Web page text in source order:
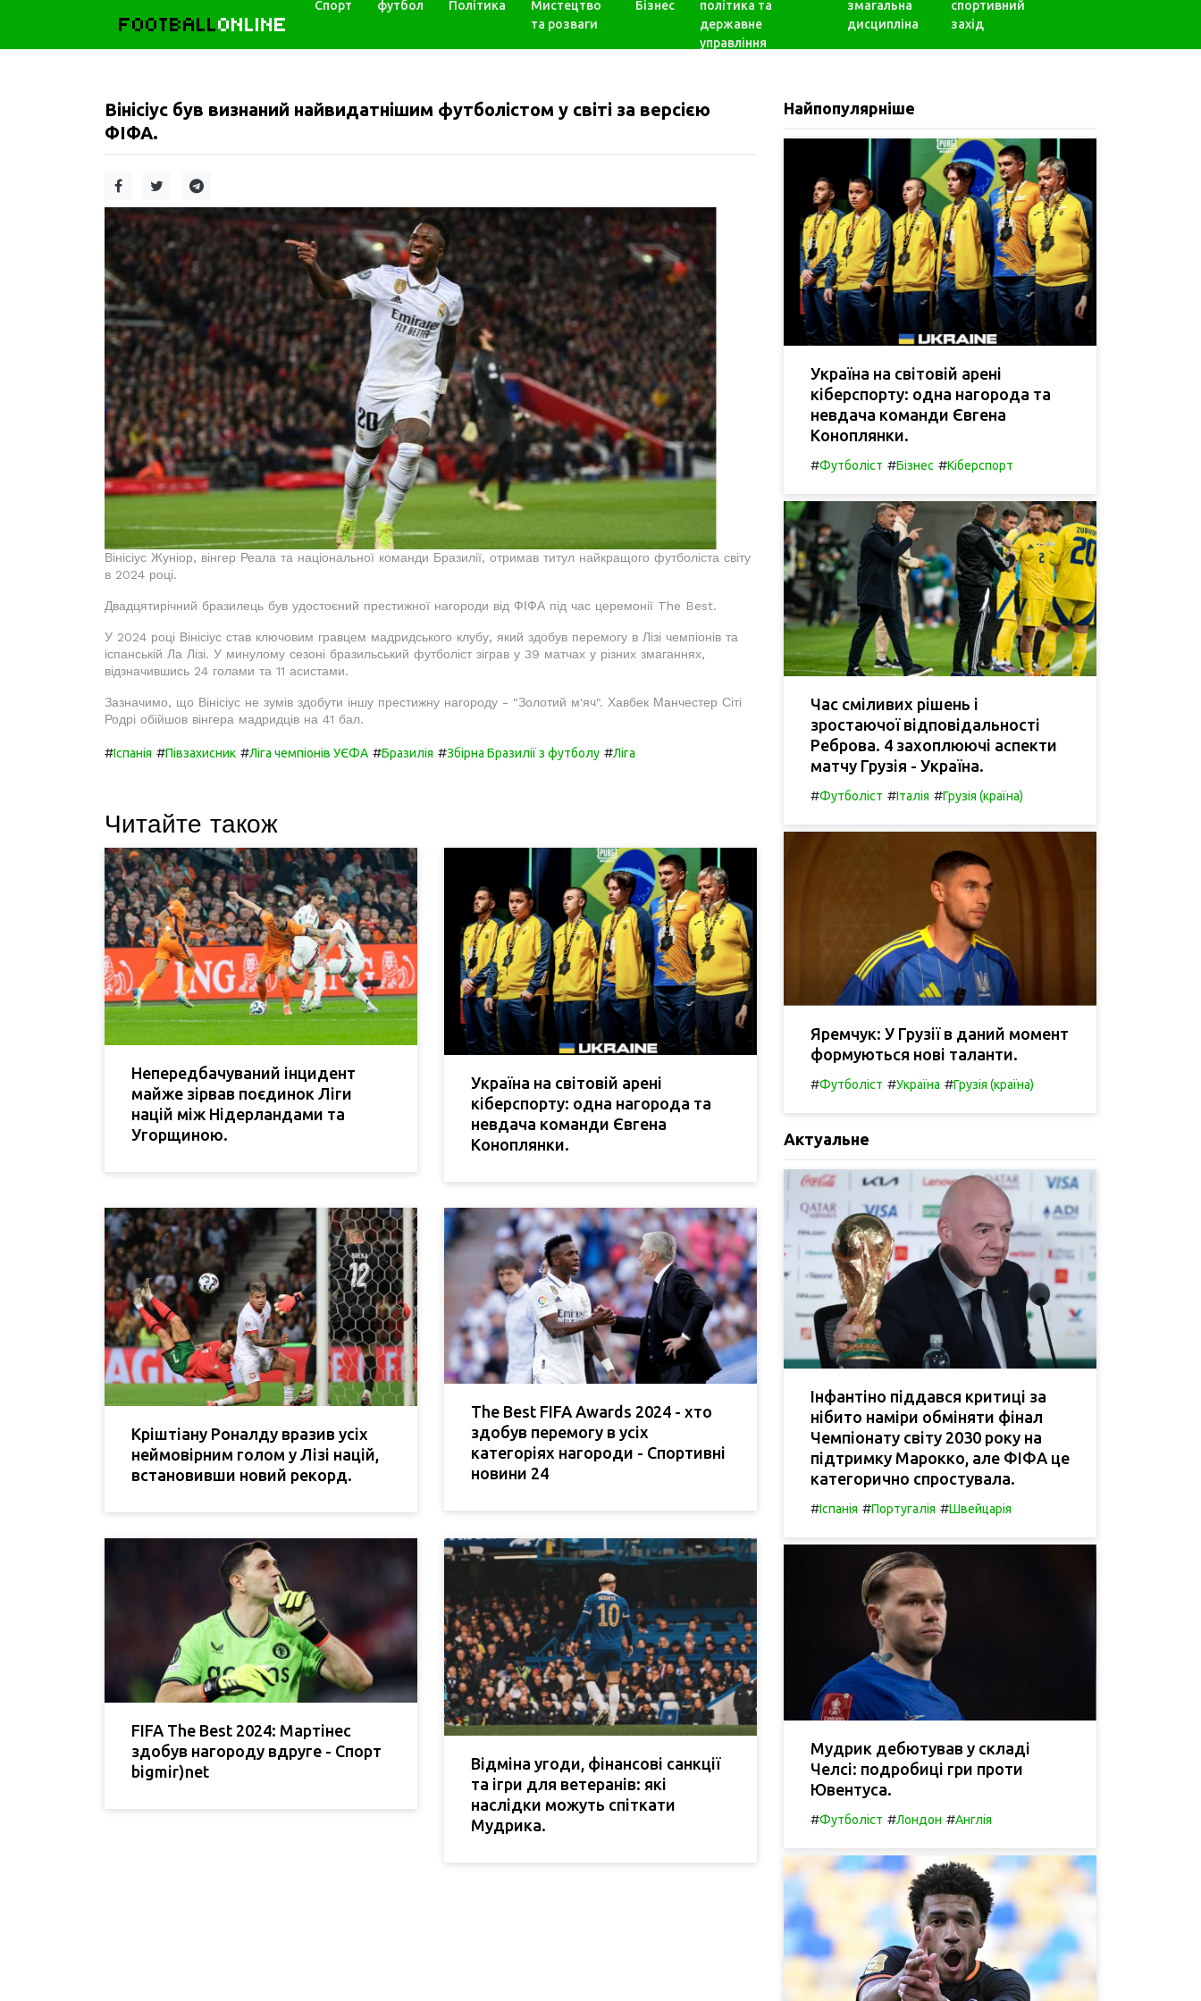
FOOTBALLONLINE
Спорт футбол Політика
Мистецтво
та розваги
Бізнес
політика та
державне
управління
змагальна
дисципліна
спортивний
захід
Вінісіус був визнаний найвидатнішим футболістом у світі за версією
ФІФА.
Вінісіус Жуніор, вінгер Реала та національної команди Бразилії, отримав титул найкращого футболіста світу
в 2024 році.
Двадцятирічний бразилець був удостоєний престижної нагороди від ФІФА під час церемонії The Best.
У 2024 році Вінісіус став ключовим гравцем мадридського клубу, який здобув перемогу в Лізі чемпіонів та
іспанській Ла Лізі. У минулому сезоні бразильський футболіст зіграв у 39 матчах у різних змаганнях,
відзначившись 24 голами та 11 асистами.
Зазначимо, що Вінісіус не зумів здобути іншу престижну нагороду - "Золотий м'яч". Хавбек Манчестер Сіті
Родрі обійшов вінгера мадридців на 41 бал.
#Іспанія #Півзахисник #Ліга чемпіонів УЄФА #Бразилія #Збірна Бразилії з футболу #Ліга
Читайте також
Непередбачуваний інцидент
майже зірвав поєдинок Ліги
націй між Нідерландами та
Угорщиною.
Україна на світовій арені
кіберспорту: одна нагорода та
невдача команди Євгена
Коноплянки.
Кріштіану Роналду вразив усіх
неймовірним голом у Лізі націй,
встановивши новий рекорд.
The Best FIFA Awards 2024 - хто
здобув перемогу в усіх
категоріях нагороди - Спортивні
новини 24
FIFA The Best 2024: Мартінес
здобув нагороду вдруге - Спорт
bigmir)net
Відміна угоди, фінансові санкції
та ігри для ветеранів: які
наслідки можуть спіткати
Мудрика.
Найпопулярніше
Україна на світовій арені
кіберспорту: одна нагорода та
невдача команди Євгена
Коноплянки.
#Футболіст #Бізнес #Кіберспорт
Час сміливих рішень і
зростаючої відповідальності
Реброва. 4 захоплюючі аспекти
матчу Грузія - Україна.
#Футболіст #Італія #Грузія (країна)
Яремчук: У Грузії в даний момент
формуються нові таланти.
#Футболіст #Україна #Грузія (країна)
Актуальне
Інфантіно піддався критиці за
нібито наміри обміняти фінал
Чемпіонату світу 2030 року на
підтримку Марокко, але ФІФА це
категорично спростувала.
#Іспанія #Португалія #Швейцарія
Мудрик дебютував у складі
Челсі: подробиці гри проти
Ювентуса.
#Футболіст #Лондон #Англія